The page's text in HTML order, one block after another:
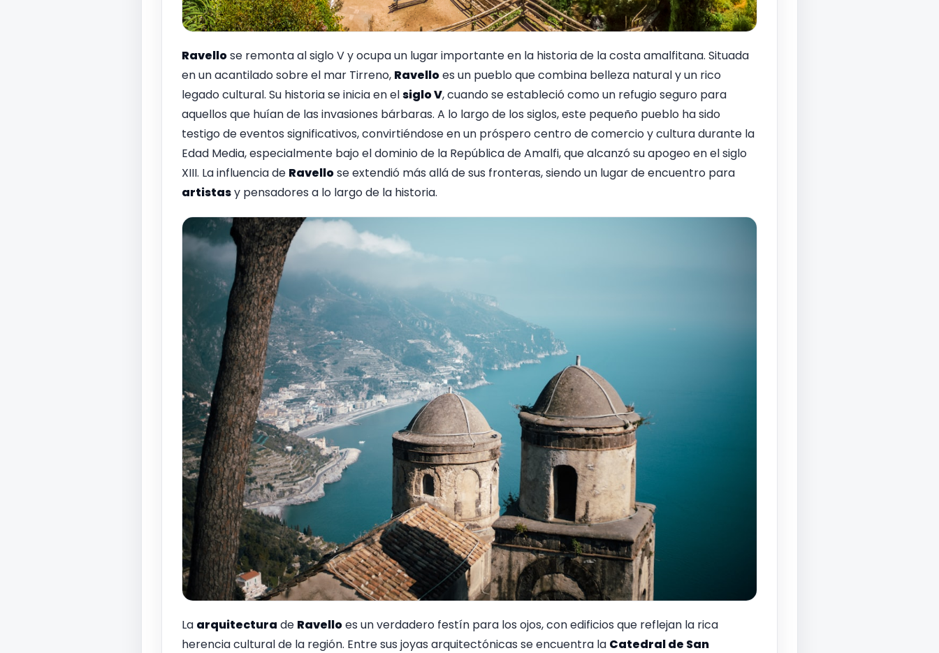
Ravellose remonta al siglo V y ocupa un lugar importante en la historia de la costa amalfitana. Situada
en un acantilado sobre el mar Tirreno, Ravelloes un pueblo que combina belleza natural y un rico
legado cultural. Su historia se inicia en elsiglo V, cuando se estableció como un refugio seguro para
aquellos que huían de las invasiones bárbaras. A lo largo de los siglos, este pequeño pueblo ha sido
testigo de eventos significativos, convirtiéndose en un próspero centro de comercio y cultura durante la
Edad Media, especialmente bajo el dominio de la República de Amalfi, que alcanzó su apogeo en el siglo
XIII. La influencia de Ravellose extendió más allá de sus fronteras, siendo un lugar de encuentro para
artistasy pensadores a lo largo de la historia.
La arquitectura de Ravelloes un verdadero festín para los ojos, con edificios que reflejan la rica
herencia cultural de la región. Entre sus joyas arquitectónicas se encuentra la Catedral de San